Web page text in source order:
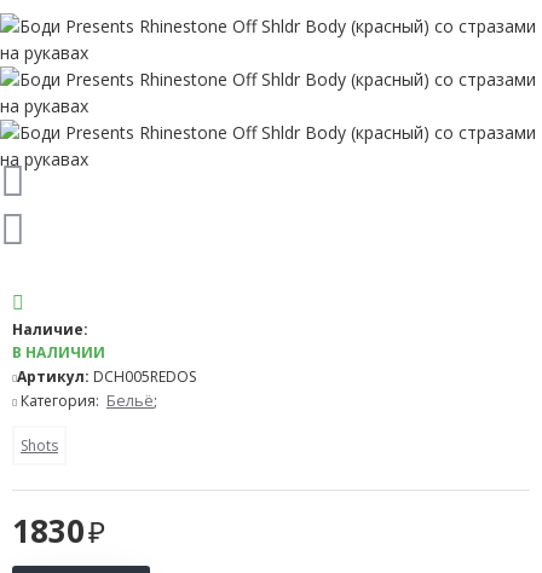
1830
Наличие:
В НАЛИЧИИ
Артикул: DCH005REDOS
Категория: Бельё;
Shots